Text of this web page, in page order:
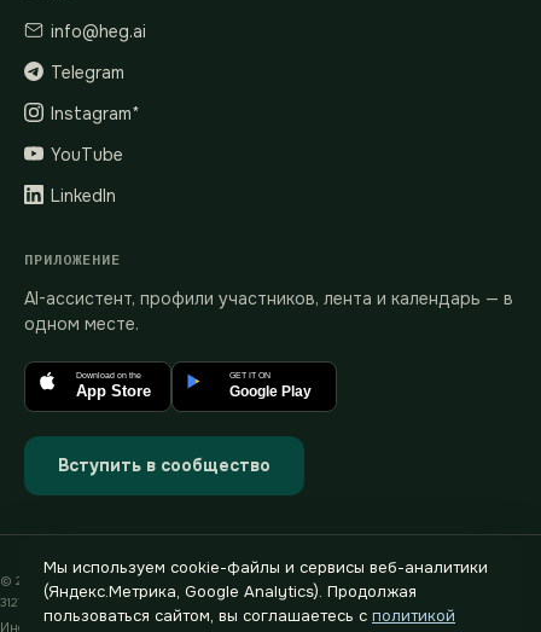
info@heg.ai
Telegram
Instagram*
YouTube
LinkedIn
ПРИЛОЖЕНИЕ
AI-ассистент, профили участников, лента и календарь — в
одном месте.
Download on the
App Store
GET IT ON
Google Play
Вступить в сообщество
© 2019–2026 heg.ai · ИП Хегай Павел Валентинович · ИНН 772880589233 · ОГРНИП
312774624400791
Информация на сайте носит рекламный характер
Мы используем cookie-файлы и сервисы веб-аналитики
(Яндекс.Метрика, Google Analytics). Продолжая
пользоваться сайтом, вы соглашаетесь с политикой